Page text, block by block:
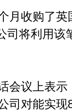
收购了英
司将利用该
议上表示
司对能实